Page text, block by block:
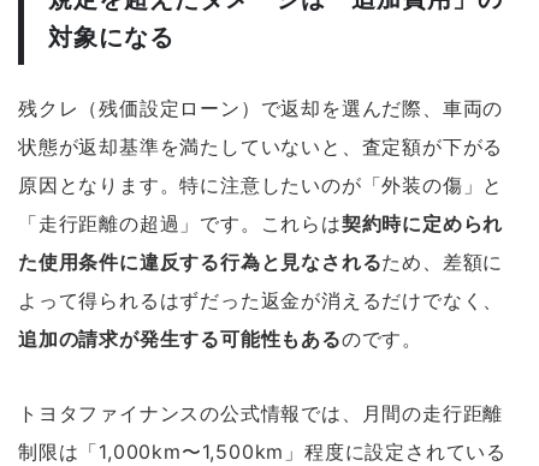
対象になる
残クレ（残価設定ローン）で返却を選んだ際、車両の
状態が返却基準を満たしていないと、査定額が下がる
原因となります。特に注意したいのが「外装の傷」と
「走行距離の超過」です。これらは契約時に定められ
た使用条件に違反する行為と見なされるため、差額に
よって得られるはずだった返金が消えるだけでなく、
追加の請求が発生する可能性もあるのです。
トヨタファイナンスの公式情報では、月間の走行距離
制限は「1,000km〜1,500km」程度に設定されている